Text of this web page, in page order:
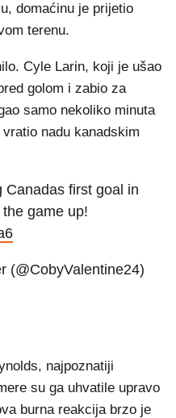
domaćinu je prijetio
terenu.
Cyle Larin, koji je ušao
golom i zabio za
samo nekoliko minuta
nadu kanadskim
Canadas first goal in
game up!
(@CobyValentine24)
najpoznatiji
su ga uhvatile upravo
burna reakcija brzo je